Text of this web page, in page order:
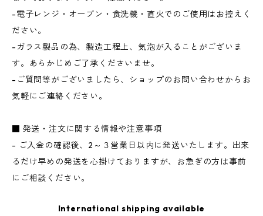
-電子レンジ・オーブン・食洗機・直火でのご使用はお控えく
ださい。
-ガラス製品の為、製造工程上、気泡が入ることがございま
す。あらかじめご了承くださいませ。
-ご質問等がございましたら、ショップのお問い合わせからお
気軽にご連絡ください。
■ 発送・注文に関する情報や注意事項
- ご入金の確認後、2～３営業日以内に発送いたします。出来
るだけ早めの発送を心掛けておりますが、お急ぎの方は事前
にご相談ください。
International shipping available